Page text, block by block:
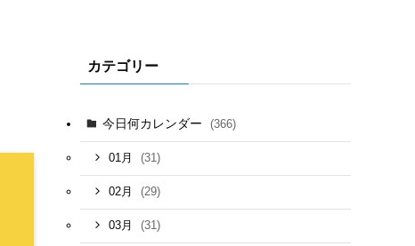
カテゴリー
今日何カレンダー (366)
01月 (31)
02月 (29)
03月 (31)